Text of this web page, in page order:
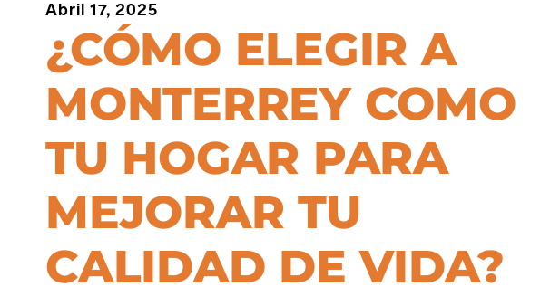
Abril 17, 2025
¿CÓMO ELEGIR A
MONTERREY COMO
TU HOGAR PARA
MEJORAR TU
CALIDAD DE VIDA?